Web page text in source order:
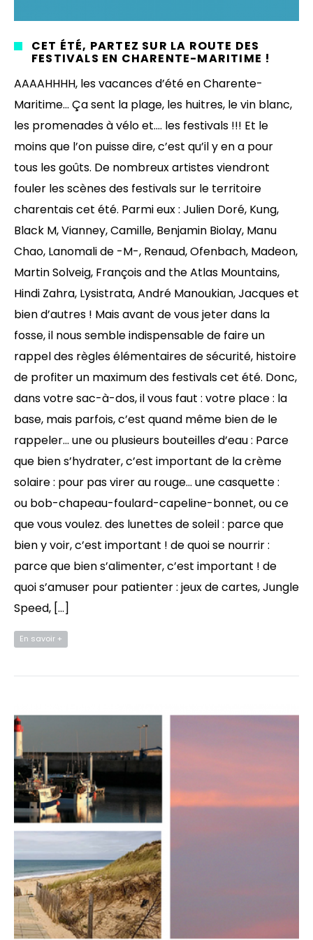
CET ÉTÉ, PARTEZ SUR LA ROUTE DES
FESTIVALS EN CHARENTE-MARITIME !
AAAAHHHH, les vacances d’été en Charente-
Maritime… Ça sent la plage, les huitres, le vin blanc,
les promenades à vélo et…. les festivals !!! Et le
moins que l’on puisse dire, c’est qu’il y en a pour
tous les goûts. De nombreux artistes viendront
fouler les scènes des festivals sur le territoire
charentais cet été. Parmi eux : Julien Doré, Kung,
Black M, Vianney, Camille, Benjamin Biolay, Manu
Chao, Lanomali de -M-, Renaud, Ofenbach, Madeon,
Martin Solveig, François and the Atlas Mountains,
Hindi Zahra, Lysistrata, André Manoukian, Jacques et
bien d’autres ! Mais avant de vous jeter dans la
fosse, il nous semble indispensable de faire un
rappel des règles élémentaires de sécurité, histoire
de profiter un maximum des festivals cet été. Donc,
dans votre sac-à-dos, il vous faut : votre place : la
base, mais parfois, c’est quand même bien de le
rappeler… une ou plusieurs bouteilles d’eau : Parce
que bien s’hydrater, c’est important de la crème
solaire : pour pas virer au rouge… une casquette :
ou bob-chapeau-foulard-capeline-bonnet, ou ce
que vous voulez. des lunettes de soleil : parce que
bien y voir, c’est important ! de quoi se nourrir :
parce que bien s’alimenter, c’est important ! de
quoi s’amuser pour patienter : jeux de cartes, Jungle
Speed, […]
En savoir +